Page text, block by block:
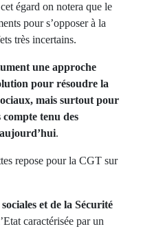
égard on notera que le
pour s’opposer à la
très incertains.
une approche
pour résoudre la
mais surtout pour
tenu des
.
repose pour la CGT sur
et de la Sécurité
caractérisée par un